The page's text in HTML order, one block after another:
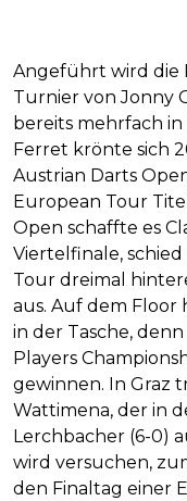
Angeführt wird die
Turnier von Jonny
bereits mehrfach
Ferret krönte sich
Austrian Darts
European Tour
Open schaffte es
Viertelfinale,
Tour dreimal
aus. Auf dem Floor
in der Tasche,
Players
gewinnen. In Graz
Wattimena, der in
Lerchbacher (6-0)
wird versuchen,
den Finaltag einer